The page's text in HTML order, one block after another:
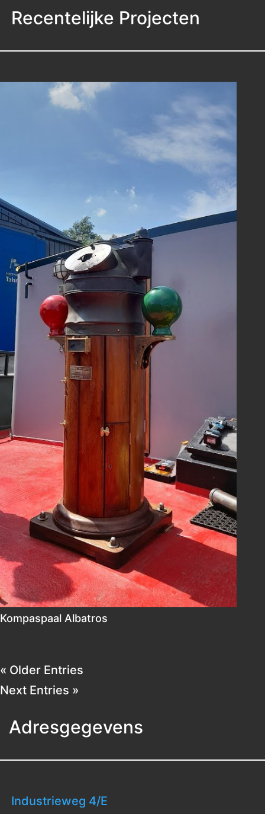
Recentelijke Projecten
Kompaspaal Albatros
« Older Entries
Next Entries »
Adresgegevens
Industrieweg 4/E